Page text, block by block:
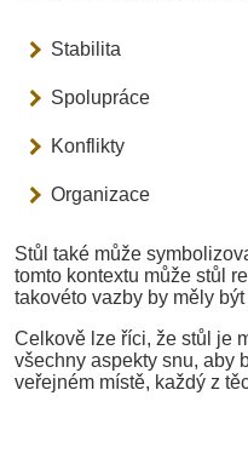
Stabilita
Spolupráce
Konflikty
Organizace
Stůl také může
tomto kontextu může stůl
takovéto vazby by měly
Celkově lze říci, že stůl je
všechny aspekty snu, aby
veřejném místě, každý z